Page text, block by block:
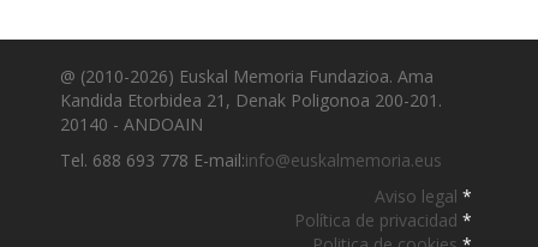
@ (2010-2026) Euskal Memoria Fundazioa. Ama
Kandida Etorbidea 21, Denak Poligonoa 200-201.
20140 - ANDOAIN
Tel. 688 693 778 E-mail:info@euskalmemoria.eus
Aviso legal *
Política de privacidad *